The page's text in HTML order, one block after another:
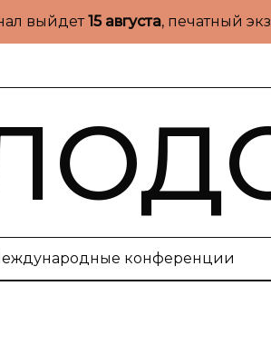
выйдет15 августа, печатный
конференции